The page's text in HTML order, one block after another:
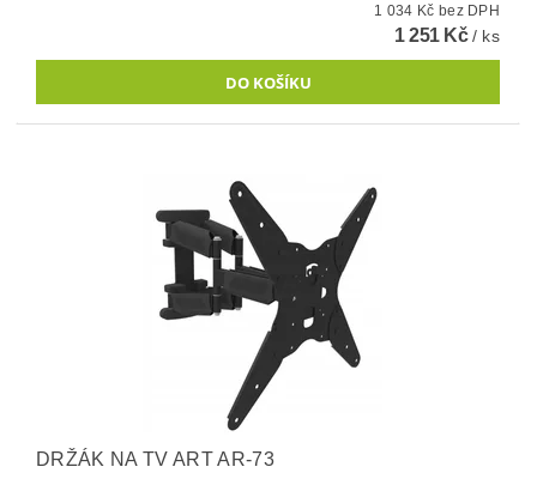
1 034 Kč bez DPH
1 251 Kč/ ks
DRŽÁK NA TV ART AR-73